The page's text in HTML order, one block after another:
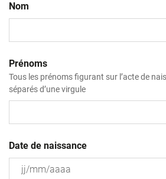
Nom
Prénoms
Tous les prénoms figurant sur l’acte de
séparés d’une virgule
Date de naissance